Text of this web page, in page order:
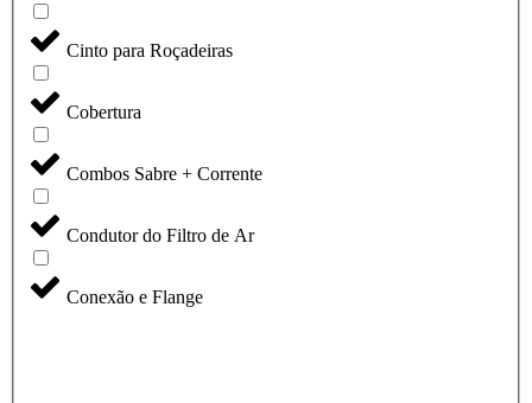
Cinto para Roçadeiras
Cobertura
Combos Sabre + Corrente
Condutor do Filtro de Ar
Conexão e Flange